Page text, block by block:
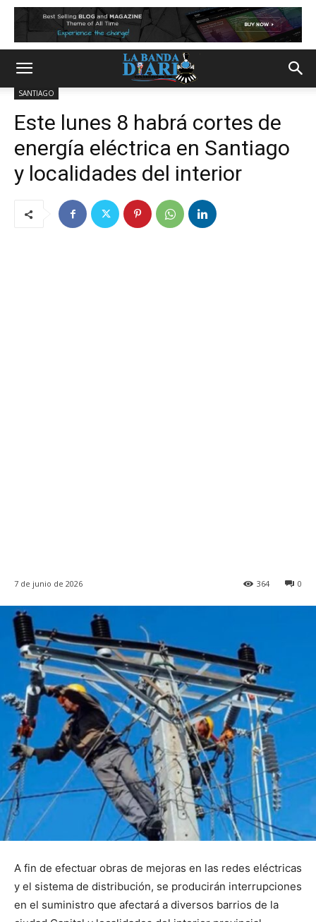
SANTIAGO
Este lunes 8 habrá cortes de
energía eléctrica en Santiago
y localidades del interior
7 de junio de 2026 0
364
A fin de efectuar obras de mejoras en las redes eléctricas
y el sistema de distribución, se producirán interrupciones
en el suministro que afectará a diversos barrios de la